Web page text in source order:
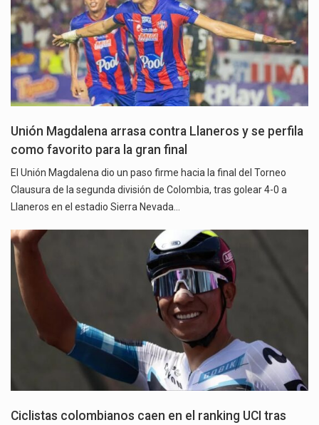
Unión Magdalena arrasa contra Llaneros y se perfila
como favorito para la gran final
El Unión Magdalena dio un paso firme hacia la final del Torneo
Clausura de la segunda división de Colombia, tras golear 4-0 a
Llaneros en el estadio Sierra Nevada…
Ciclistas colombianos caen en el ranking UCI tras